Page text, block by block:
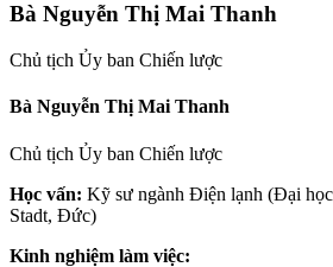
Bà Nguyễn Thị Mai Thanh
Chủ tịch Ủy ban Chiến lược
Bà Nguyễn Thị Mai Thanh
Chủ tịch Ủy ban Chiến lược
Học vấn: Kỹ sư ngành Điện lạnh (Đại
Stadt, Đức)
Kinh nghiệm làm việc: